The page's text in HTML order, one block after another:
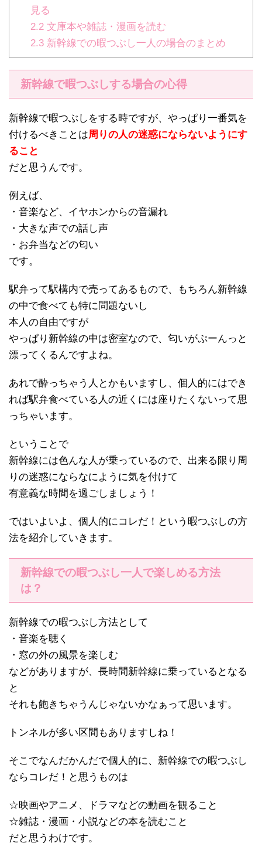
見る
2.2文庫本や雑誌・漫画を読む
2.3新幹線での暇つぶし一人の場合のまとめ
新幹線で暇つぶしする場合の心得
新幹線で暇つぶしをする時ですが、やっぱり一番気を
付けるべきことは周りの人の迷惑にならないようにす
ること
だと思うんです。
例えば、
・音楽など、イヤホンからの音漏れ
・大きな声での話し声
・お弁当などの匂い
です。
駅弁って駅構内で売ってあるもので、もちろん新幹線
の中で食べても特に問題ないし
本人の自由ですが
やっぱり新幹線の中は密室なので、匂いがぷーんっと
漂ってくるんですよね。
あれで酔っちゃう人とかもいますし、個人的にはでき
れば駅弁食べている人の近くには座りたくないって思
っちゃいます。
ということで
新幹線には色んな人が乗っているので、出来る限り周
りの迷惑にならなにように気を付けて
有意義な時間を過ごしましょう！
ではいよいよ、個人的にコレだ！という暇つぶしの方
法を紹介していきます。
新幹線での暇つぶし一人で楽しめる方法
は？
新幹線での暇つぶし方法として
・音楽を聴く
・窓の外の風景を楽しむ
などがありますが、長時間新幹線に乗っているとなる
と
それも飽きちゃうんじゃないかなぁって思います。
トンネルが多い区間もありますしね！
そこでなんだかんだで個人的に、新幹線での暇つぶし
ならコレだ！と思うものは
☆映画やアニメ、ドラマなどの動画を観ること
☆雑誌・漫画・小説などの本を読むこと
だと思うわけです。